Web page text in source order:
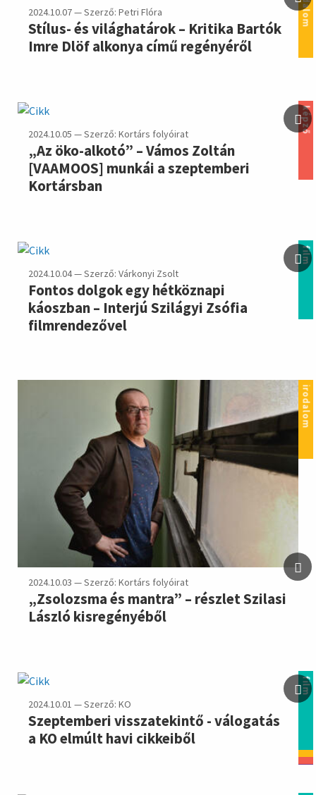
2024.10.07 — Szerző: Petri Flóra
Stílus- és világhatárok – Kritika Bartók
Imre Dlöf alkonya című regényéről
képző
2024.10.05 — Szerző: Kortárs folyóirat
„Az öko-alkotó” – Vámos Zoltán
[VAAMOOS] munkái a szeptemberi
Kortársban
film
2024.10.04 — Szerző: Várkonyi Zsolt
Fontos dolgok egy hétköznapi
káoszban – Interjú Szilágyi Zsófia
filmrendezővel
irodalom
2024.10.03 — Szerző: Kortárs folyóirat
„Zsolozsma és mantra” – részlet Szilasi
László kisregényéből
film
2024.10.01 — Szerző: KO
Szeptemberi visszatekintő - válogatás
a KO elmúlt havi cikkeiből